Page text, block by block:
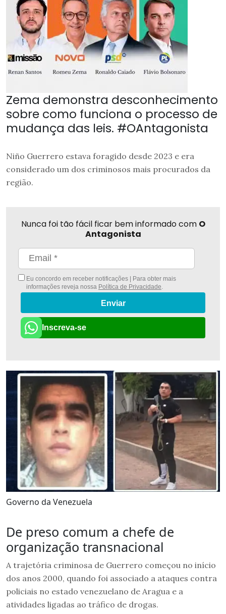
Zema demonstra desconhecimento
sobre como funciona o processo de
mudança das leis. #OAntagonista
Niño Guerrero estava foragido desde 2023 e era
considerado um dos criminosos mais procurados da
região.
Nunca foi tão fácil ficar bem informado com O
Antagonista
Eu concordo em receber notificações | Para obter mais
informações reveja nossa Política de Privacidade
Enviar
Inscreva-se
Governo da Venezuela
De preso comum a chefe de
organização transnacional
A trajetória criminosa de Guerrero começou no início
dos anos 2000, quando foi associado a ataques contra
policiais no estado venezuelano de Aragua e a
atividades ligadas ao tráfico de drogas.